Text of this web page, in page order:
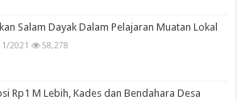
Salam Dayak Dalam Pelajaran Muatan Lokal
2021 58,278
Rp1 M Lebih, Kades dan Bendahara Desa